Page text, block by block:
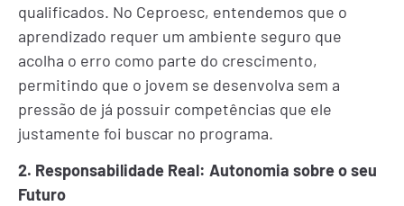
qualificados. No Ceproesc, entendemos que o
aprendizado requer um ambiente seguro que
acolha o erro como parte do crescimento,
permitindo que o jovem se desenvolva sem a
pressão de já possuir competências que ele
justamente foi buscar no programa.
2. Responsabilidade Real: Autonomia sobre o seu
Futuro